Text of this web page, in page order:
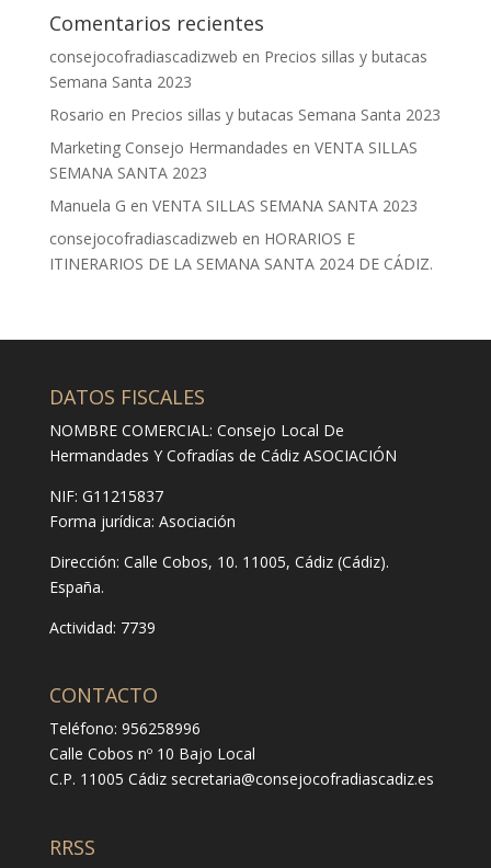
Comentarios recientes
consejocofradiascadizweb en Precios sillas y butacas
Semana Santa 2023
Rosario en Precios sillas y butacas Semana Santa 2023
Marketing Consejo Hermandades en VENTA SILLAS
SEMANA SANTA 2023
Manuela G en VENTA SILLAS SEMANA SANTA 2023
consejocofradiascadizweb en HORARIOS E
ITINERARIOS DE LA SEMANA SANTA 2024 DE CÁDIZ.
DATOS FISCALES
NOMBRE COMERCIAL: Consejo Local De
Hermandades Y Cofradías de Cádiz ASOCIACIÓN
NIF: G11215837
Forma jurídica: Asociación
Dirección: Calle Cobos, 10. 11005, Cádiz (Cádiz).
España.
Actividad: 7739
CONTACTO
Teléfono: 956258996
Calle Cobos nº 10 Bajo Local
C.P. 11005 Cádiz secretaria@consejocofradiascadiz.es
RRSS